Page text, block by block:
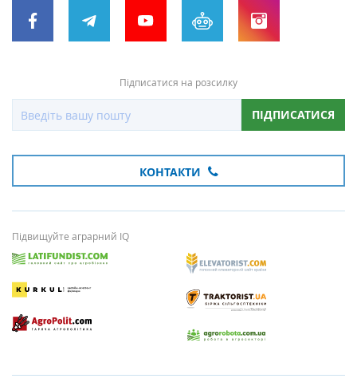
Підписатися на розсилку
ПІДПИСАТИСЯ
КОНТАКТИ
Підвищуйте аграрний IQ